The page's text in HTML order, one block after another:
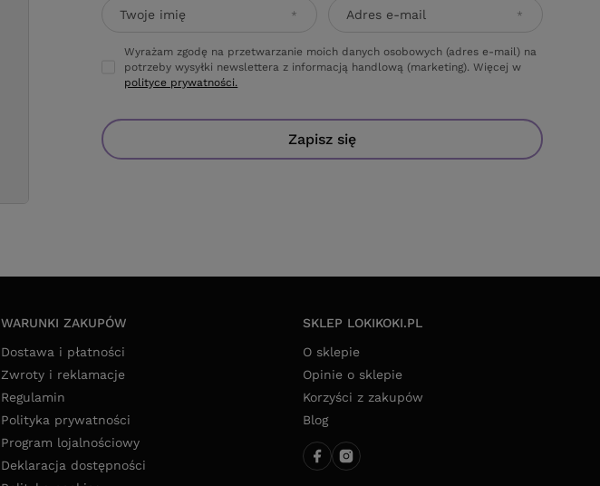
Twoje imię Adres e-mail
Wyrażam zgodę na przetwarzanie moich danych osobowych (adres e-mail) na
potrzeby wysyłki newslettera z informacją handlową (marketing). Więcej w
polityce prywatności.
Zapisz się
WARUNKI ZAKUPÓW
Dostawa i płatności
Zwroty i reklamacje
Regulamin
Polityka prywatności
Program lojalnościowy
Deklaracja dostępności
SKLEP LOKIKOKI.PL
O sklepie
Opinie o sklepie
Korzyści z zakupów
Blog